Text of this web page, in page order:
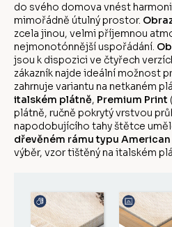
do svého domova vnést
mimořádně útulný prostor.
zcela jinou, velmi příjemnou
nejmonotónnější uspořádání.
jsou k dispozici ve čtyřech
zákazník najde ideální možnost
zahrnuje variantu na netkaném
italském plátně, Premium Print
plátně, ručně pokrytý vrstvou
napodobujícího tahy štětce
dřevěném rámu typu American
výběr, vzor tištěný na italském